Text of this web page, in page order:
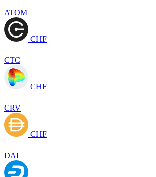
ATOM
CHF
CTC
CHF
CRV
CHF
DAI